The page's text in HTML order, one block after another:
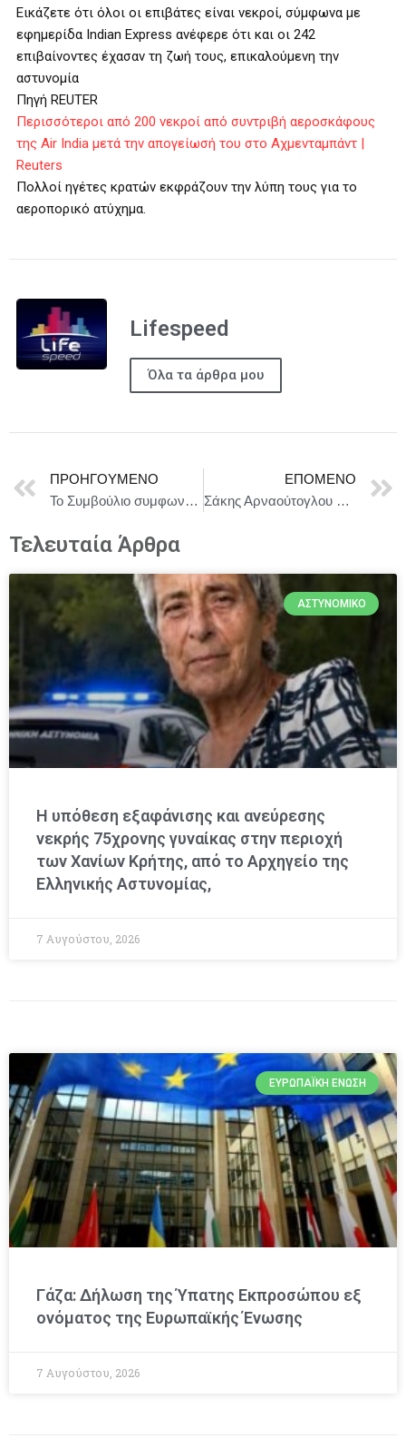
Εικάζετε ότι όλοι οι επιβάτες είναι νεκροί, σύμφωνα με
εφημερίδα Indian Express ανέφερε ότι και οι 242
επιβαίνοντες έχασαν τη ζωή τους, επικαλούμενη την
αστυνομία
Πηγή REUTER
Περισσότεροι από 200 νεκροί από συντριβή αεροσκάφους
της Air India μετά την απογείωσή του στο Αχμενταμπάντ |
Reuters
Πολλοί ηγέτες κρατών εκφράζουν την λύπη τους για το
αεροπορικό ατύχημα.
Lifespeed
Όλα τα άρθρα μου
ΠΡΟΗΓΟΎΜΕΝΟ
Το Συμβούλιο συμφωνεί σε θέση σχετικά με τη νομοθεσία της ΕΕ για τη βελτίωση της νομικής προστασίας των ενηλίκων που χρειάζονται φροντίδα
ΕΠΌΜΕΝΟ
Σάκης Αρναούτογλου από Λισαβόνα: Η Ευρώπη του αύριο χτίζεται με κοινωνική συνοχή, αξιοπρεπή στέγαση για όλους και φωνή στους Νέους.
Τελευταία Άρθρα
ΑΣΤΥΝΟΜΙΚΌ
Η υπόθεση εξαφάνισης και ανεύρεσης
νεκρής 75χρονης γυναίκας στην περιοχή
των Χανίων Κρήτης, από το Αρχηγείο της
Ελληνικής Αστυνομίας,
7 Αυγούστου, 2026
ΕΥΡΩΠΑΪΚΉ ΈΝΩΣΗ
Γάζα: Δήλωση της Ύπατης Εκπροσώπου εξ
ονόματος της Ευρωπαϊκής Ένωσης
7 Αυγούστου, 2026